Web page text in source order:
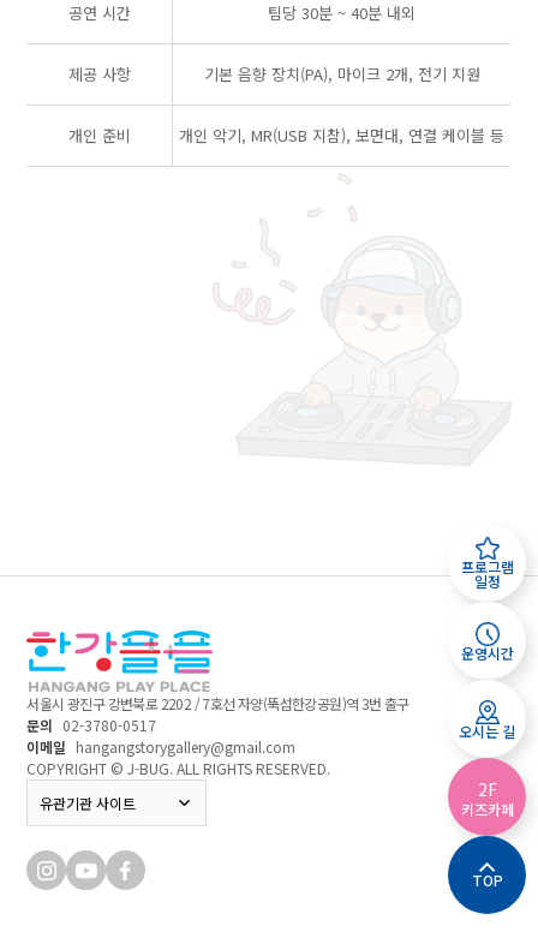
프로그램
일정
운영시간
오시는 길
2F
키즈카페
TOP
공연 시간 팀당 30분 ~ 40분 내외
제공 사항 기본 음향 장치(PA), 마이크 2개, 전기 지원
개인 준비 개인 악기, MR(USB 지참), 보면대, 연결 케이블 등
서울시 광진구 강변북로 2202 / 7호선 자양(뚝섬한강공원)역 3번 출구
문의 02-3780-0517
이메일 hangangstorygallery@gmail.com
COPYRIGHT © J-BUG. ALL RIGHTS RESERVED.
유관기관 사이트
서울특별시
미래한강본부